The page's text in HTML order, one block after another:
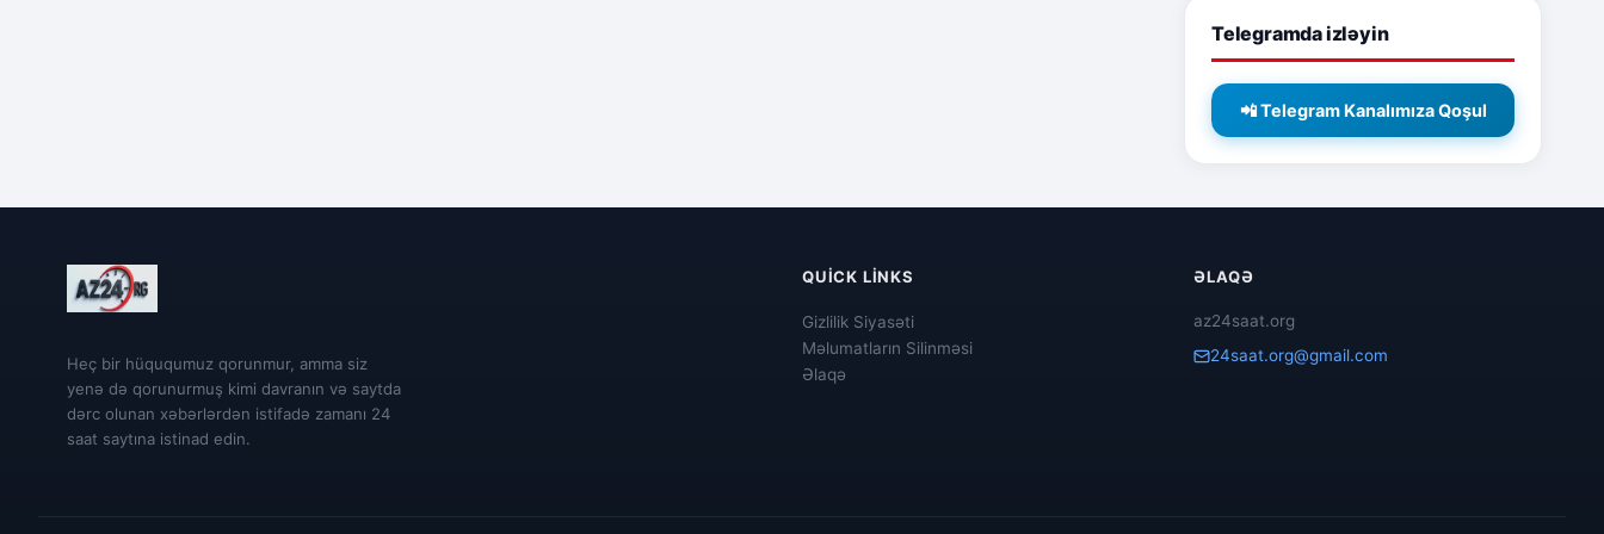
Telegramda izləyin
📲 Telegram Kanalımıza Qoşul
Heç bir hüququmuz qorunmur, amma siz
yenə də qorunurmuş kimi davranın və saytda
dərc olunan xəbərlərdən istifadə zamanı 24
saat saytına istinad edin.
QUICK LINKS
Gizlilik Siyasəti
Məlumatların Silinməsi
Əlaqə
ƏLAQƏ
az24saat.org
24saat.org@gmail.com